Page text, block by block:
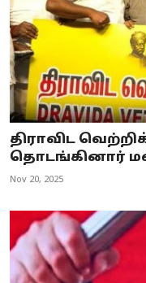
திராவிட
தொடங்கினார்
Nov 20, 2025